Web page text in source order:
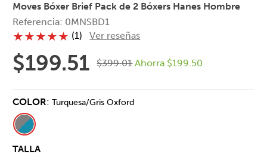
Moves Bóxer Brief Pack de 2 Bóxers Hanes Hombre
Referencia: 0MNSBD1
★★★★★ (1) Ver reseñas
$199.51 $399.01 Ahorra $199.50
COLOR: Turquesa/Gris Oxford
TALLA